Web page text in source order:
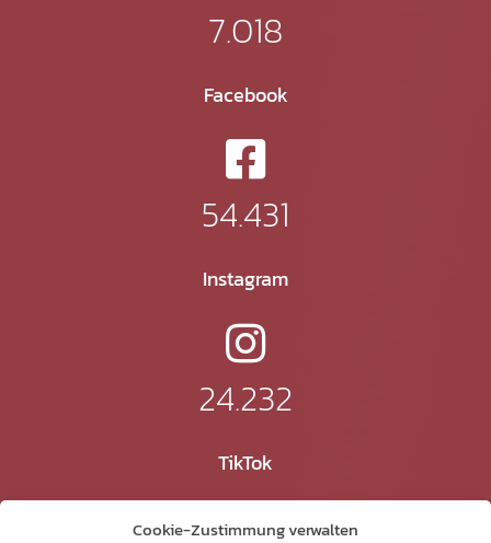
Cookie-Zustimmung verwalten
7.018
Facebook
54.431
Instagram
24.232
TikTok